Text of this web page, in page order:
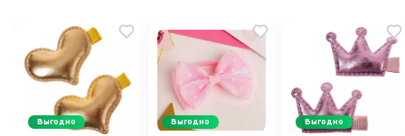
Выгодно Выгодно Выгодно